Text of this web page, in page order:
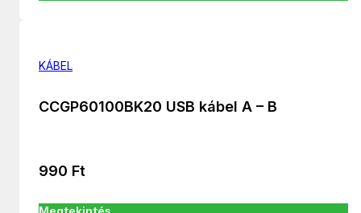
KÁBEL
CCGP60100BK20 USB kábel A – B
990 Ft